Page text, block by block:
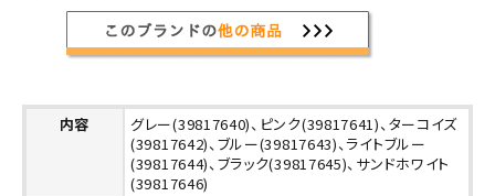
内容
グレー(39817640)、ピンク(39817641)、ターコイズ
(39817642)、ブルー(39817643)、ライトブルー
(39817644)、ブラック(39817645)、サンドホワイト
(39817646)